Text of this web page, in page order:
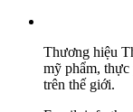
Thương hiệu
mỹ phẩm,
trên thế giới.